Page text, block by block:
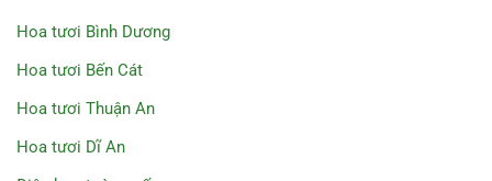
Hoa tươi Bình Dương
Hoa tươi Bến Cát
Hoa tươi Thuận An
Hoa tươi Dĩ An